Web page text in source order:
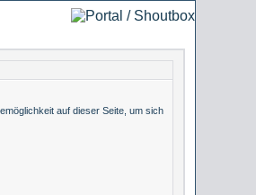
auf dieser Seite, um sich